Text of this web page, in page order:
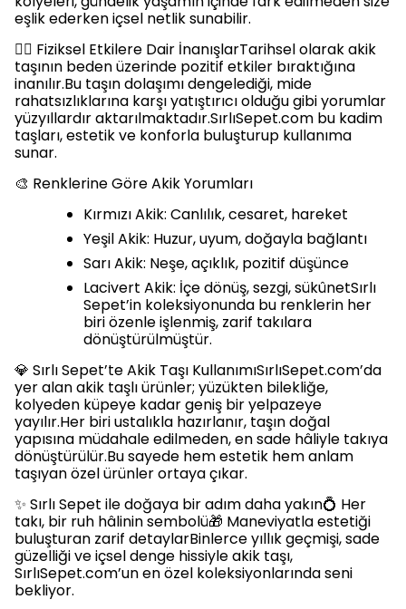
eşlik ederken içsel netlik sunabilir.
🧍‍♀️ Fiziksel Etkilere Dair İnanışlarTarihsel olarak akik
taşının beden üzerinde pozitif etkiler bıraktığına
inanılır.Bu taşın dolaşımı dengelediği, mide
rahatsızlıklarına karşı yatıştırıcı olduğu gibi yorumlar
yüzyıllardır aktarılmaktadır.SırlıSepet.com bu kadim
taşları, estetik ve konforla buluşturup kullanıma
sunar.
🎨 Renklerine Göre Akik Yorumları
Kırmızı Akik: Canlılık, cesaret, hareket
Yeşil Akik: Huzur, uyum, doğayla bağlantı
Sarı Akik: Neşe, açıklık, pozitif düşünce
Lacivert Akik: İçe dönüş, sezgi, sükûnetSırlı
Sepet’in koleksiyonunda bu renklerin her
biri özenle işlenmiş, zarif takılara
dönüştürülmüştür.
💎 Sırlı Sepet’te Akik Taşı KullanımıSırlıSepet.com’da
yer alan akik taşlı ürünler; yüzükten bilekliğe,
kolyeden küpeye kadar geniş bir yelpazeye
yayılır.Her biri ustalıkla hazırlanır, taşın doğal
yapısına müdahale edilmeden, en sade hâliyle takıya
dönüştürülür.Bu sayede hem estetik hem anlam
taşıyan özel ürünler ortaya çıkar.
✨ Sırlı Sepet ile doğaya bir adım daha yakın💍 Her
takı, bir ruh hâlinin sembolü🎁 Maneviyatla estetiği
buluşturan zarif detaylarBinlerce yıllık geçmişi, sade
güzelliği ve içsel denge hissiyle akik taşı,
SırlıSepet.com’un en özel koleksiyonlarında seni
bekliyor.